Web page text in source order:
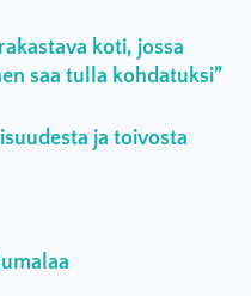
koti, jossa
saa tulla kohdatuksi”
ja toivosta